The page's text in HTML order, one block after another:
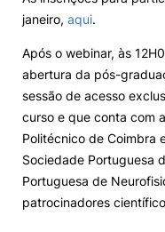
janeiro, aqui.
Após o webinar, às
abertura da pós-
sessão de acesso
curso e que conta com
Politécnico de Coimbra
Sociedade Portuguesa
Portuguesa de
patrocinadores